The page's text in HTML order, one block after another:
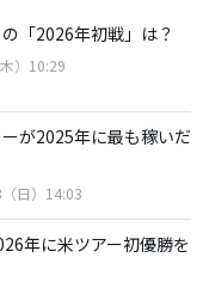
「2026年初戦」は？
）10:29
が2025年に最も稼いだ
日）14:03
年に米ツアー初優勝を